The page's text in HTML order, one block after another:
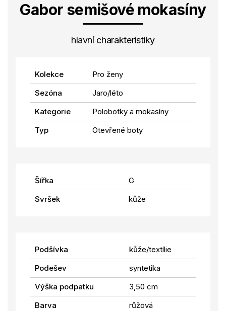
Gabor semišové mokasíny
hlavní charakteristiky
Kolekce
Pro ženy
Sezóna
Jaro/léto
Kategorie
Polobotky a mokasíny
Typ
Otevřené boty
Šířka
G
Svršek
kůže
Podšívka
kůže/textílie
Podešev
syntetika
Výška podpatku
3,50 cm
Barva
růžová